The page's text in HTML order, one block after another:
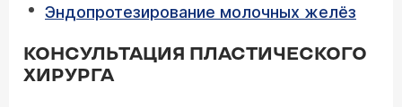
Эндопротезирование молочных желёз
КОНСУЛЬТАЦИЯ ПЛАСТИЧЕСКОГО
ХИРУРГА